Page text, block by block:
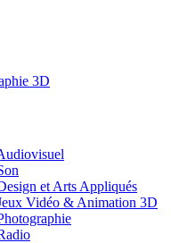
3D
et Arts Appliqués
Vidéo & Animation 3D